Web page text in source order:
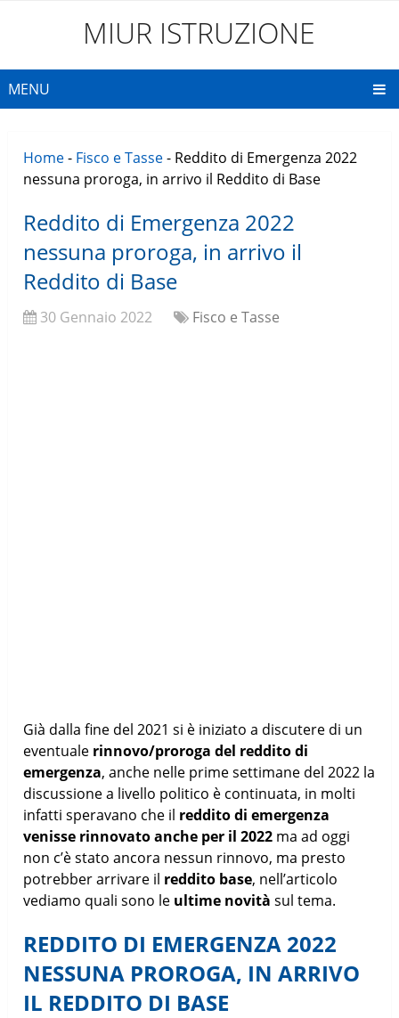
MIUR ISTRUZIONE
MENU
Home- Fisco e Tasse- Reddito di Emergenza 2022
nessuna proroga, in arrivo il Reddito di Base
Reddito di Emergenza 2022
nessuna proroga, in arrivo il
Reddito di Base
30 Gennaio 2022 Fisco e Tasse
Già dalla fine del 2021 si è iniziato a discutere di un
eventuale rinnovo/proroga del reddito di
emergenza, anche nelle prime settimane del 2022 la
discussione a livello politico è continuata, in molti
infatti speravano che il reddito di emergenza
venisse rinnovato anche per il 2022 ma ad oggi
non c’è stato ancora nessun rinnovo, ma presto
potrebber arrivare il reddito base, nell’articolo
vediamo quali sono le ultime novità sul tema.
REDDITO DI EMERGENZA 2022
NESSUNA PROROGA, IN ARRIVO
IL REDDITO DI BASE